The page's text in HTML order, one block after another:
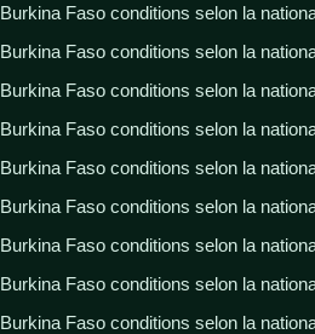
Burkina Faso conditions selon la
Burkina Faso conditions selon la
Burkina Faso conditions selon la
Burkina Faso conditions selon la
Burkina Faso conditions selon la
Burkina Faso conditions selon la
Burkina Faso conditions selon la
Burkina Faso conditions selon la
Burkina Faso conditions selon la